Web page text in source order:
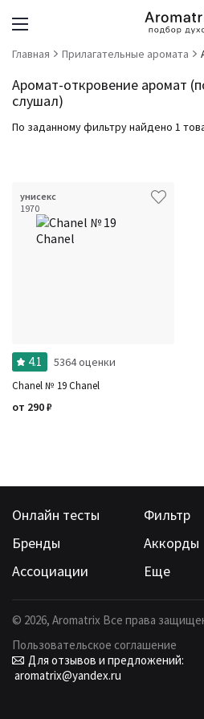
Главная Прилагательные аромата
Аромат-откровение аромат
слушал)
По заданному фильтру найдено 1
унисекс
1970
4.1 5364 оценки
Chanel № 19 Chanel
от 290₽
Онлайн тесты Фильтр
Бренды
Аккорды
Ассоциации
Еще
© 2026, Aromatrix Все права
Пользовательское соглашение
Для отзывов и предложений:
aromatrix@yandex.ru